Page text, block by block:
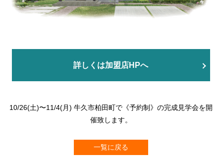
詳しくは加盟店HPへ
10/26(土)〜11/4(月) 牛久市柏田町で《予約制》の完成見学会を開
催致します。
一覧に戻る